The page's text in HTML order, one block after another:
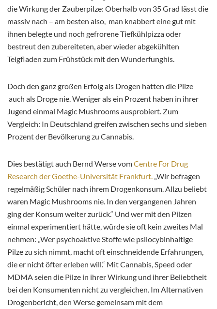
die Wirkung der Zauberpilze: Oberhalb von 35 Grad lässt die
massiv nach – am besten also, man knabbert eine gut mit
ihnen belegte und noch gefrorene Tiefkühlpizza oder
bestreut den zubereiteten, aber wieder abgekühlten
Teigfladen zum Frühstück mit den Wunderfunghis.
Doch den ganz großen Erfolg als Drogen hatten die Pilze
auch als Droge nie. Weniger als ein Prozent haben in ihrer
Jugend einmal Magic Mushrooms ausprobiert. Zum
Vergleich: In Deutschland greifen zwischen sechs und sieben
Prozent der Bevölkerung zu Cannabis.
Dies bestätigt auch Bernd Werse vomCentre For Drug
Research der Goethe-Universität Frankfurt. „Wir befragen
regelmäßig Schüler nach ihrem Drogenkonsum. Allzu beliebt
waren Magic Mushrooms nie. In den vergangenen Jahren
ging der Konsum weiter zurück.“ Und wer mit den Pilzen
einmal experimentiert hätte, würde sie oft kein zweites Mal
nehmen: „Wer psychoaktive Stoffe wie psilocybinhaltige
Pilze zu sich nimmt, macht oft einschneidende Erfahrungen,
die er nicht öfter erleben will.“ Mit Cannabis, Speed oder
MDMA seien die Pilze in ihrer Wirkung und ihrer Beliebtheit
bei den Konsumenten nicht zu vergleichen. Im Alternativen
Drogenbericht, den Werse gemeinsam mit dem